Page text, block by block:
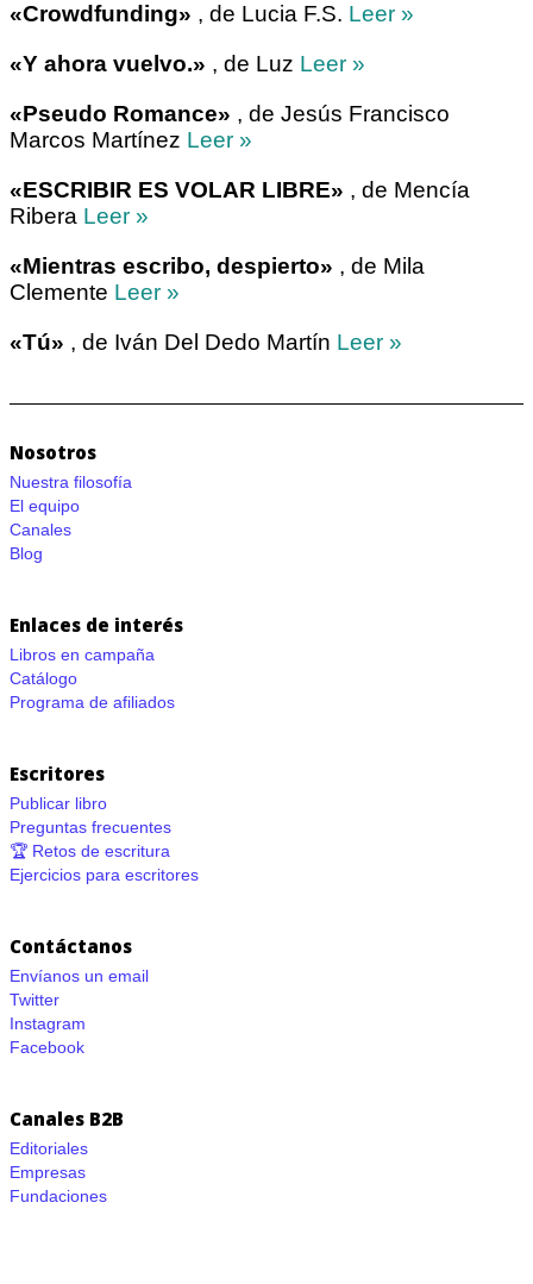
«Crowdfunding» , de Lucia F.S. Leer »
«Y ahora vuelvo.» , de Luz Leer »
«Pseudo Romance» , de Jesús Francisco
Marcos Martínez Leer »
«ESCRIBIR ES VOLAR LIBRE» , de Mencía
Ribera Leer »
«Mientras escribo, despierto» , de Mila
Clemente Leer »
«Tú» , de Iván Del Dedo Martín Leer »
Nosotros
Nuestra filosofía
El equipo
Canales
Blog
Enlaces de interés
Libros en campaña
Catálogo
Programa de afiliados
Escritores
Publicar libro
Preguntas frecuentes
🏆 Retos de escritura
Ejercicios para escritores
Contáctanos
Envíanos un email
Twitter
Instagram
Facebook
Canales B2B
Editoriales
Empresas
Fundaciones